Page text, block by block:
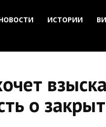
ИСТОРИИ
о